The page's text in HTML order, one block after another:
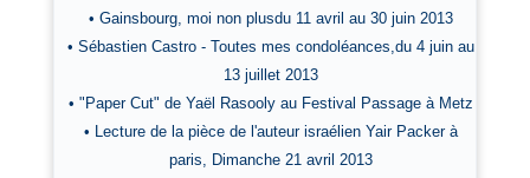
• Gainsbourg, moi non plusdu 11 avril au 30 juin 2013
• Sébastien Castro - Toutes mes condoléances,du 4 juin au
13 juillet 2013
• "Paper Cut" de Yaël Rasooly au Festival Passage à Metz
• Lecture de la pièce de l'auteur israélien Yair Packer à
paris, Dimanche 21 avril 2013